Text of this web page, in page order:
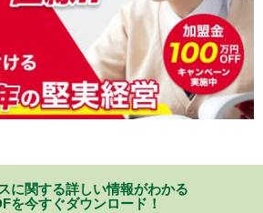
に関する詳しい情報がわかる
を今すぐダウンロード！